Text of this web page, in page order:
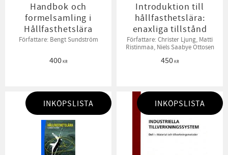
Handbok och
formelsamling i
Hållfasthetslära
Författare: Bengt Sundström
400KR
Introduktion till
hållfasthetslära:
enaxliga tillstånd
Författare: Christer Ljung, Matti
Ristinmaa, Niels Saabye Ottosen
450KR
INKÖPSLISTA INKÖPSLISTA